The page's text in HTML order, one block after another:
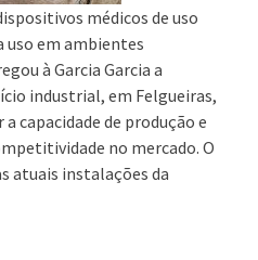
médicos de uso
em ambientes
à Garcia Garcia a
industrial, em Felgueiras,
capacidade de produção e
no mercado. O
atuais instalações da